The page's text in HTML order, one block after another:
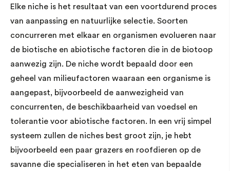
Elke niche is het resultaat van een voortdurend proces
van aanpassing en natuurlijke selectie. Soorten
concurreren met elkaar en organismen evolueren naar
de biotische en abiotische factoren die in de biotoop
aanwezig zijn. De niche wordt bepaald door een
geheel van milieufactoren waaraan een organisme is
aangepast, bijvoorbeeld de aanwezigheid van
concurrenten, de beschikbaarheid van voedsel en
tolerantie voor abiotische factoren. In een vrij simpel
systeem zullen de niches best groot zijn, je hebt
bijvoorbeeld een paar grazers en roofdieren op de
savanne die specialiseren in het eten van bepaalde